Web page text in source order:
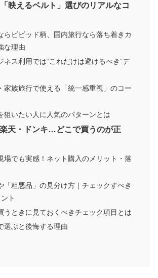
映えるベルト」選びのリアルなコ
らビビッド柄、国内旅行なら落ち着きカ
な理由
ネス利用では“これだけは避けるべき”デ
家族旅行で使える「統一感重視」のコー
狙いたい人に人気のパターンとは
天・ドンキ…どこで買うのが正
場でも実感！ネット購入のメリット・落
「粗悪品」の見分け方｜チェックすべき
ト
うときに見ておくべきチェック項目とは
選ぶと後悔する理由